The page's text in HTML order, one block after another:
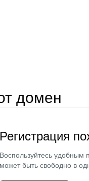
домен
Регистрация
Воспользуйтесь
может быть свободно в